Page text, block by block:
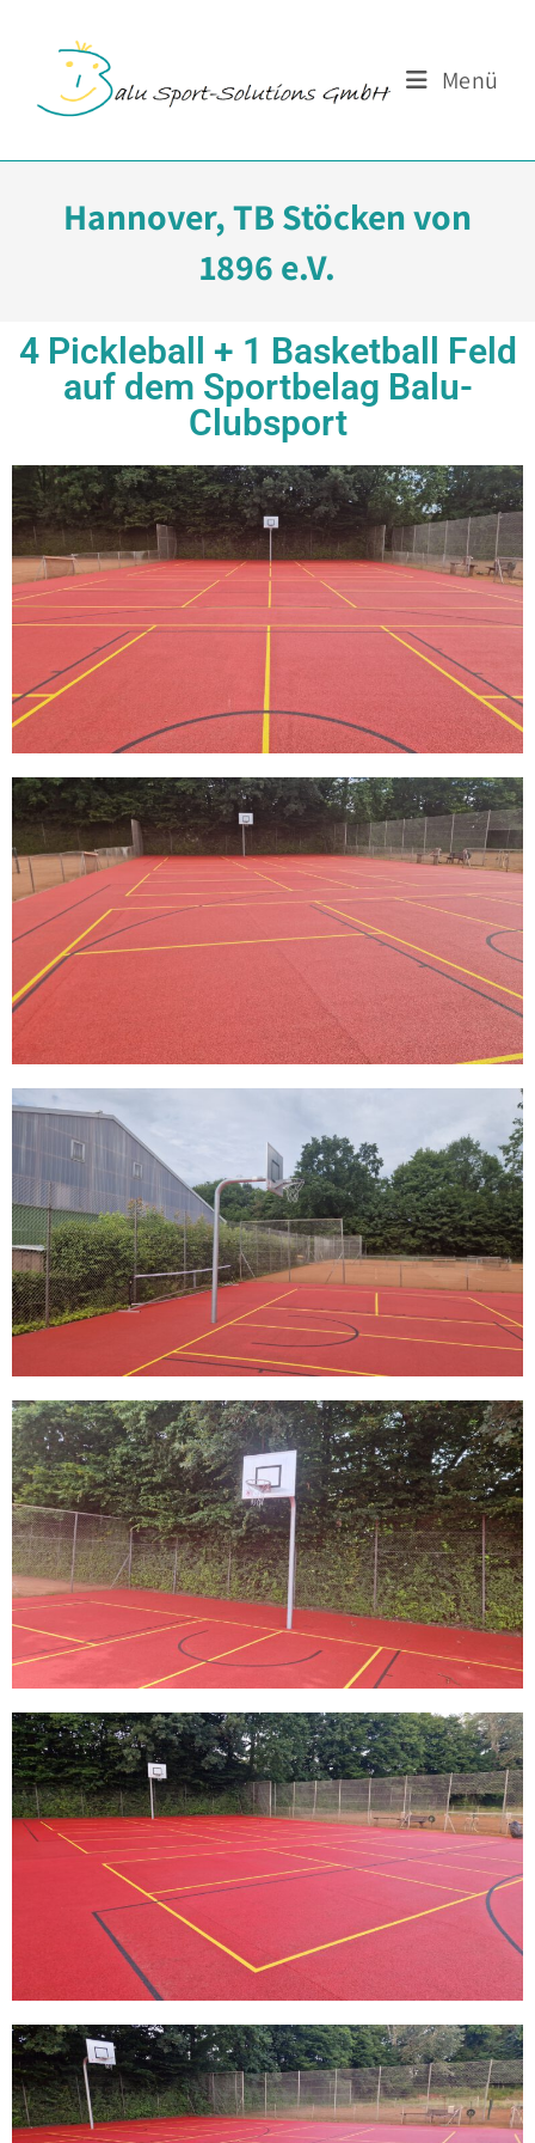
Menü
Hannover, TB Stöcken von
1896 e.V.
4 Pickleball + 1 Basketball Feld
auf dem Sportbelag Balu-
Clubsport